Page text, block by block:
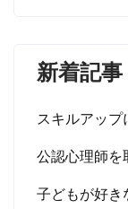
新着記事
スキルアッ
公認心理師を
子どもが好き